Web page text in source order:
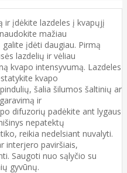
ir įdėkite lazdeles į kvapųjį
mažiau
įdėti daugiau. Pirmą
lazdelių ir vėliau
kvapo intensyvumą. Lazdeles
kvapo
šalia šilumos šaltinių ar
ir
difuzorių padėkite ant lygaus
nepatektų
reikia nedelsiant nuvalyti.
interjero paviršiais,
Saugoti nuo sąlyčio su
gyvūnų.